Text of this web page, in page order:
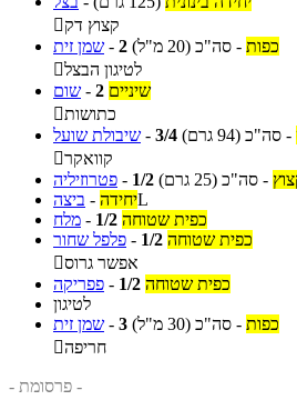
קצוץ דק
שמן זית - 2 כפות - סה"כ (20 מ"ל)
לטיגון הבצל
שום - 2 שיניים
כתושות
שיבולת שועל - 3/4 - סה"כ (94 גרם)
קוואקר
פטרוזיליה - 1/2 - סה"כ (25 גרם)
ביצה - יחידהL
מלח - 1/2 כפית שטוחה
פלפל שחור - 1/2 כפית שטוחה
אפשר גרוס
פפריקה - 1/2 כפית שטוחה
לטיגון
שמן זית - 3 כפות - סה"כ (30 מ"ל)
חריפה
- פרסומת -